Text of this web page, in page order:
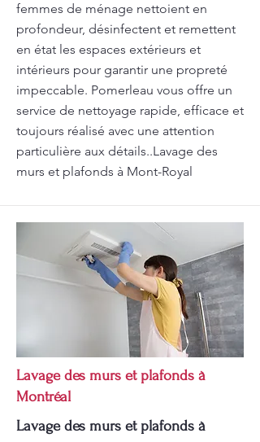
femmes de ménage nettoient en
profondeur, désinfectent et remettent
en état les espaces extérieurs et
intérieurs pour garantir une propreté
impeccable. Pomerleau vous offre un
service de nettoyage rapide, efficace et
toujours réalisé avec une attention
particulière aux détails..Lavage des
murs et plafonds à Mont-Royal
Lavage des murs et plafonds à
Montréal
Lavage des murs et plafonds à